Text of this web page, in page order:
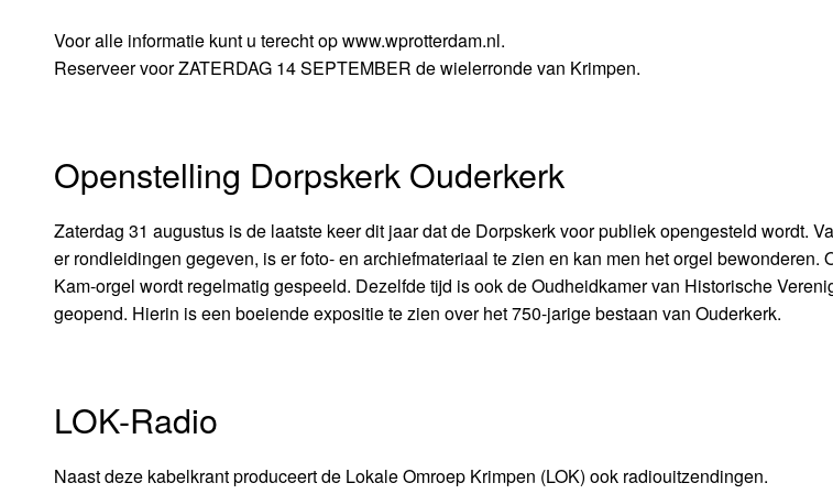
Voor alle informatie kunt u terecht op www.wprotterdam.nl.
Reserveer voor ZATERDAG 14 SEPTEMBER de wielerronde van Krimpen.
Openstelling Dorpskerk Ouderkerk
Zaterdag 31 augustus is de laatste keer dit jaar dat de Dorpskerk voor publiek opengesteld wordt.
er rondleidingen gegeven, is er foto- en archiefmateriaal te zien en kan men het orgel bewonderen.
Kam-orgel wordt regelmatig gespeeld. Dezelfde tijd is ook de Oudheidkamer van Historische
geopend. Hierin is een boeiende expositie te zien over het 750-jarige bestaan van Ouderkerk.
LOK-Radio
Naast deze kabelkrant produceert de Lokale Omroep Krimpen (LOK) ook radiouitzendingen.